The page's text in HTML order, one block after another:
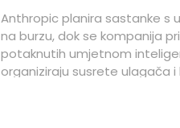
Anthropic planira sastanke s
na burzu, dok se kompanija
potaknutih umjetnom
organiziraju susrete ulagača